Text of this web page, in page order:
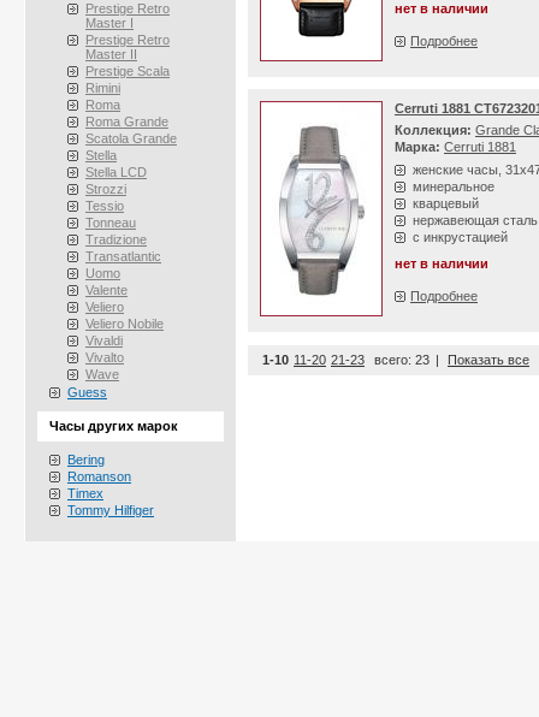
Prestige Retro
Master I
Prestige Retro
Master II
Prestige Scala
Rimini
Roma
Roma Grande
Scatola Grande
Stella
Stella LCD
Strozzi
Tessio
Tonneau
Tradizione
Transatlantic
Uomo
Valente
Veliero
Veliero Nobile
Vivaldi
Vivalto
Wave
Guess
Часы других марок
Bering
Romanson
Timex
Tommy Hilfiger
нет в наличии
Подробнее
Cerruti 1881
Коллекция: Grande
Марка: Cerruti 1881
женские часы,
минеральное
кварцевый
нержавеющая сталь
с инкрустацией
нет в наличии
Подробнее
1-10 11-20 21-23 всего: 23 | Показать все